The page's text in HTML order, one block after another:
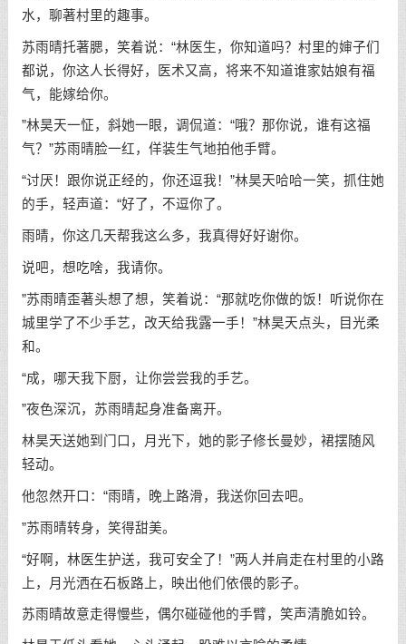
水，聊著村里的趣事。
苏雨晴托著腮，笑着说：“林医生，你知道吗？村里的婶子们
都说，你这人长得好，医术又高，将来不知道谁家姑娘有福
气，能嫁给你。
”林昊天一怔，斜她一眼，调侃道：“哦？那你说，谁有这福
气？”苏雨晴脸一红，佯装生气地拍他手臂。
“讨厌！跟你说正经的，你还逗我！”林昊天哈哈一笑，抓住她
的手，轻声道：“好了，不逗你了。
雨晴，你这几天帮我这么多，我真得好好谢你。
说吧，想吃啥，我请你。
”苏雨晴歪著头想了想，笑着说：“那就吃你做的饭！听说你在
城里学了不少手艺，改天给我露一手！”林昊天点头，目光柔
和。
“成，哪天我下厨，让你尝尝我的手艺。
”夜色深沉，苏雨晴起身准备离开。
林昊天送她到门口，月光下，她的影子修长曼妙，裙摆随风
轻动。
他忽然开口：“雨晴，晚上路滑，我送你回去吧。
”苏雨晴转身，笑得甜美。
“好啊，林医生护送，我可安全了！”两人并肩走在村里的小路
上，月光洒在石板路上，映出他们依偎的影子。
苏雨晴故意走得慢些，偶尔碰碰他的手臂，笑声清脆如铃。